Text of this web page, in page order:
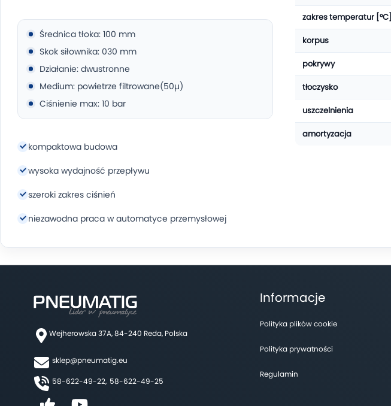
Średnica tłoka: 100 mm
Skok siłownika: 030 mm
Działanie: dwustronne
Medium: powietrze filtrowane(50µ)
Ciśnienie max: 10 bar
kompaktowa budowa
wysoka wydajność przepływu
szeroki zakres ciśnień
niezawodna praca w automatyce przemysłowej
zakres temperatur [°C]
korpus
pokrywy
tłoczysko
uszczelnienia
amortyzacja
Wejherowska 37A, 84-240 Reda, Polska
sklep@pneumatig.eu
58-622-49-22, 58-622-49-25
Informacje
Polityka plików cookie
Polityka prywatności
Regulamin